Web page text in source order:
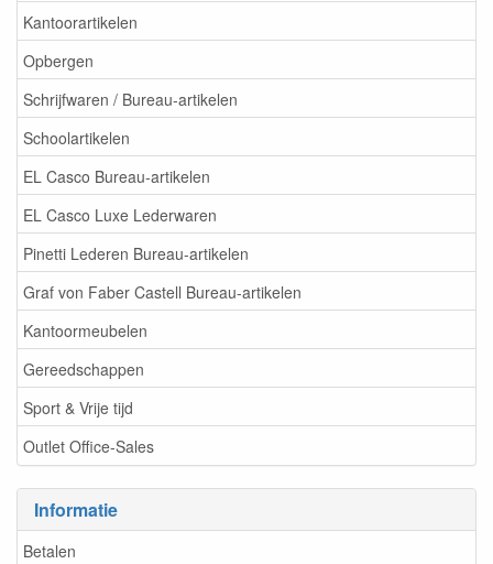
Kantoorartikelen
Opbergen
Schrijfwaren / Bureau-artikelen
Schoolartikelen
EL Casco Bureau-artikelen
EL Casco Luxe Lederwaren
Pinetti Lederen Bureau-artikelen
Graf von Faber Castell Bureau-artikelen
Kantoormeubelen
Gereedschappen
Sport & Vrije tijd
Outlet Office-Sales
Informatie
Betalen